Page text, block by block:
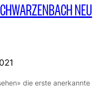
NEU
die erste anerkannte